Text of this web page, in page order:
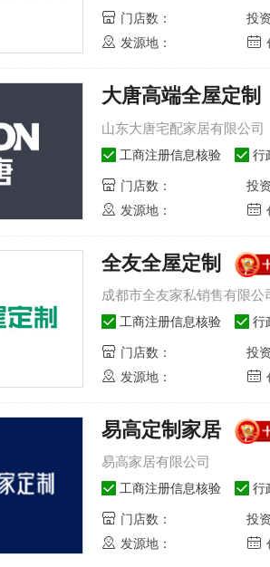
门店数：
投
发源地：
大唐高端全屋定制
山东大唐宅配家居有限公司
工商注册信息核验 行
门店数：
投
发源地：
全友全屋定制
成都市全友家私销售有限公
工商注册信息核验 行
门店数：
投
发源地：
易高定制家居
易高家居有限公司
工商注册信息核验 行
门店数：
投
发源地：
公司
伊百
公司
了解